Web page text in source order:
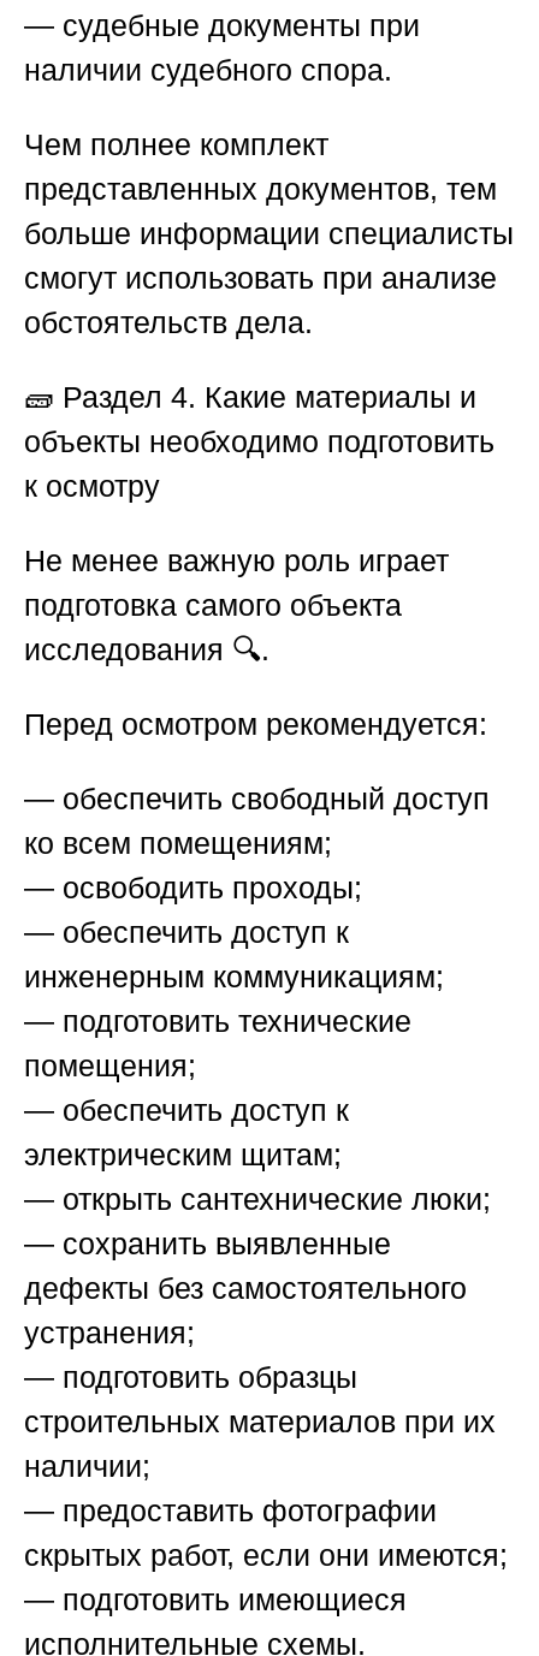
— судебные документы при
наличии судебного спора.
Чем полнее комплект
представленных документов, тем
больше информации специалисты
смогут использовать при анализе
обстоятельств дела.
🧱 Раздел 4. Какие материалы и
объекты необходимо подготовить
к осмотру
Не менее важную роль играет
подготовка самого объекта
исследования 🔍.
Перед осмотром рекомендуется:
— обеспечить свободный доступ
ко всем помещениям;
— освободить проходы;
— обеспечить доступ к
инженерным коммуникациям;
— подготовить технические
помещения;
— обеспечить доступ к
электрическим щитам;
— открыть сантехнические люки;
— сохранить выявленные
дефекты без самостоятельного
устранения;
— подготовить образцы
строительных материалов при их
наличии;
— предоставить фотографии
скрытых работ, если они имеются;
— подготовить имеющиеся
исполнительные схемы.